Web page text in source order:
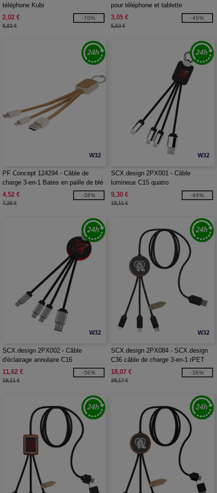
téléphone Kubi
2,02 €
6,82 €
-70%
pour téléphone et tablette
3,05 €
5,53 €
-45%
W32
PF Concept 124294 - Câble de
charge 3-en-1 Bates en paille de blé
et liège
4,52 €
7,26 €
-38%
W32
SCX.design 2PX001 - Câble
lumineux C15 quatro
9,30 €
18,11 €
-49%
W32
SCX.design 2PX002 - Câble
d'éclairage annulaire C16
SCX.design
11,62 €
18,11 €
-36%
W32
SCX.design 2PX084 - SCX.design
C36 câble de charge 3-en-1 rPET
avec logo lumineux et boîtier rond en
bambou
18,07 €
28,17 €
-36%